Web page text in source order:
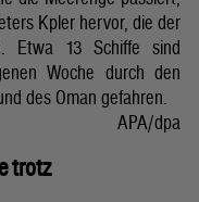
Kpler hervor, die der
Etwa 13 Schiffe sind
Woche durch den
des Oman gefahren.
APA/dpa
trotz